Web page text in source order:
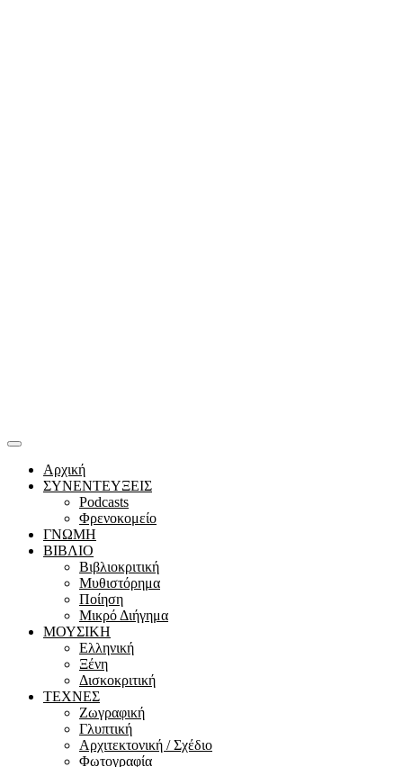
Αρχική
ΣΥΝΕΝΤΕΥΞΕΙΣ
Podcasts
Φρενοκομείο
ΓΝΩΜΗ
ΒΙΒΛΙΟ
Βιβλιοκριτική
Μυθιστόρημα
Ποίηση
Μικρό Διήγημα
ΜΟΥΣΙΚΗ
Ελληνική
Ξένη
Δισκοκριτική
ΤΕΧΝΕΣ
Ζωγραφική
Γλυπτική
Αρχιτεκτονική / Σχέδιο
Φωτογραφία